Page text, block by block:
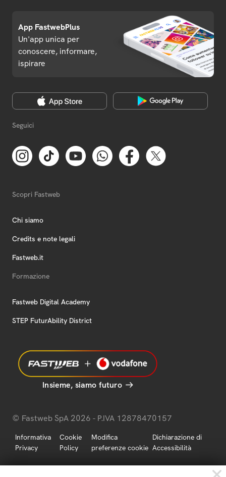
App FastwebPlus
Un'app unica per
conoscere, informare,
ispirare
Seguici
Scopri Fastweb
Chi siamo
Credits e note legali
Fastweb.it
Formazione
Fastweb Digital Academy
STEP FuturAbility District
Insieme, siamo futuro
© Fastweb SpA 2026 - P.IVA 12878470157
Informativa
Privacy
Cookie
Policy
Modifica
preferenze cookie
Dichiarazione di
Accessibilità